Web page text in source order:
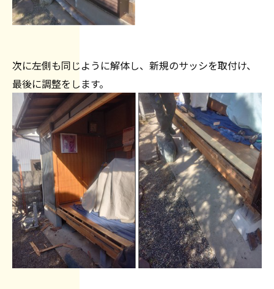
次に左側も同じように解体し、新規のサッシを取付け、
最後に調整をします。